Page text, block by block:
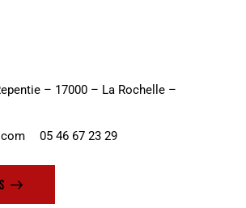
– 17000 – La Rochelle –
05 46 67 23 29